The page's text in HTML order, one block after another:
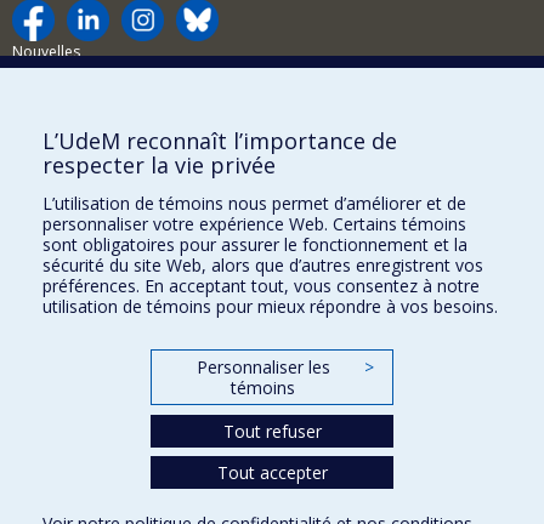
Nouvelles
Comment soutenir le Département?
BESOIN D'AIDE?
Plan du site
Signaler une erreur
Accessibilité
FACULTÉ DES ARTS ET DES SCIENCES
Nos départements et écoles
L’UdeM reconnaît l’importance de
respecter la vie privée
L’utilisation de témoins nous permet d’améliorer et de
personnaliser votre expérience Web. Certains témoins
sont obligatoires pour assurer le fonctionnement et la
sécurité du site Web, alors que d’autres enregistrent vos
préférences. En acceptant tout, vous consentez à notre
utilisation de témoins pour mieux répondre à vos besoins.
Personnaliser les
témoins
>
Tout refuser
Tout accepter